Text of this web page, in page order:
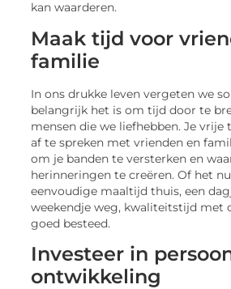
kan waarderen.
Maak tijd voor
familie
In ons drukke leven vergeten we
belangrijk het is om tijd door te
mensen die we liefhebben. Je
af te spreken met vrienden en
om je banden te versterken en
herinneringen te creëren. Of het
eenvoudige maaltijd thuis, een
weekendje weg, kwaliteitstijd met
goed besteed.
Investeer in
ontwikkeling